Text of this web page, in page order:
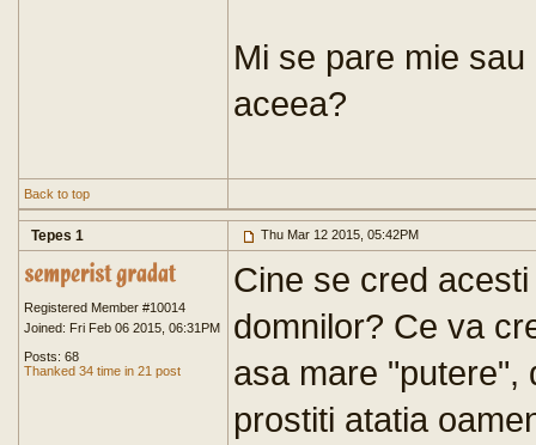
Mi se pare mie
aceea?
Back to top
Tepes 1 Thu Mar 12 2015, 05:42PM
Registered Member #10014
Joined: Fri Feb 06 2015, 06:31PM
Posts: 68
Thanked 34 time in 21 post
Cine se cred
domnilor? Ce va
asa mare "putere",
prostiti atatia